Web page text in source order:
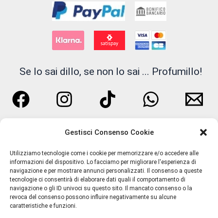
Gestisci Consenso Cookie
Utilizziamo tecnologie come i cookie per memorizzare e/o accedere alle
informazioni del dispositivo. Lo facciamo per migliorare l'esperienza di
navigazione e per mostrare annunci personalizzati. Il consenso a queste
tecnologie ci consentirà di elaborare dati quali il comportamento di
navigazione o gli ID univoci su questo sito. Il mancato consenso o la
revoca del consenso possono influire negativamente su alcune
caratteristiche e funzioni.
del
Se lo sai dillo, se non lo sai ... Profumillo!
Termini e Condizioni